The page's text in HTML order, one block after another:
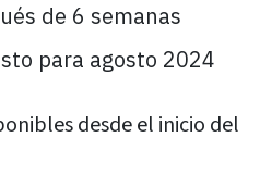
de 6 semanas
para agosto 2024
desde el inicio del